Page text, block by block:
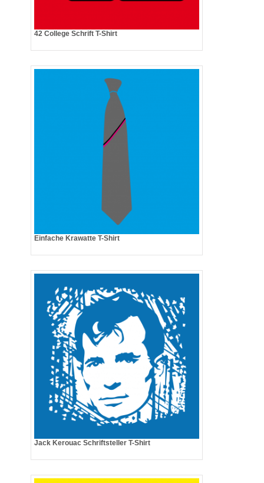
42 College Schrift T-Shirt
Einfache Krawatte T-Shirt
Jack Kerouac Schriftsteller T-Shirt